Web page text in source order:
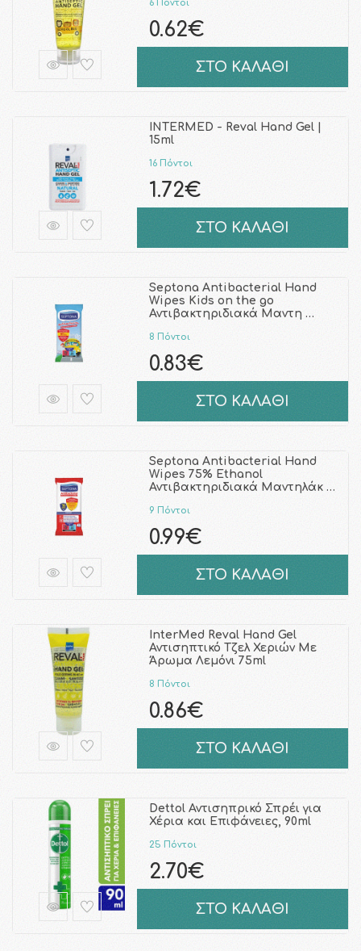
6 Πόντοι
0.62€
ΣΤΟ ΚΑΛΑΘΙ
INTERMED - Reval Hand Gel |
15ml
16 Πόντοι
1.72€
ΣΤΟ ΚΑΛΑΘΙ
Septona Antibacterial Hand
Wipes Kids on the go
Αντιβακτηριδιακά Μαντη …
8 Πόντοι
0.83€
ΣΤΟ ΚΑΛΑΘΙ
Septona Antibacterial Hand
Wipes 75% Ethanol
Αντιβακτηριδιακά Μαντηλάκ …
9 Πόντοι
0.99€
ΣΤΟ ΚΑΛΑΘΙ
InterMed Reval Hand Gel
Αντισηπτικό Τζελ Χεριών Με
Άρωμα Λεμόνι 75ml
8 Πόντοι
0.86€
ΣΤΟ ΚΑΛΑΘΙ
Dettol Αντισηπρικό Σπρέι για
Χέρια και Επιφάνειες, 90ml
25 Πόντοι
2.70€
ΣΤΟ ΚΑΛΑΘΙ